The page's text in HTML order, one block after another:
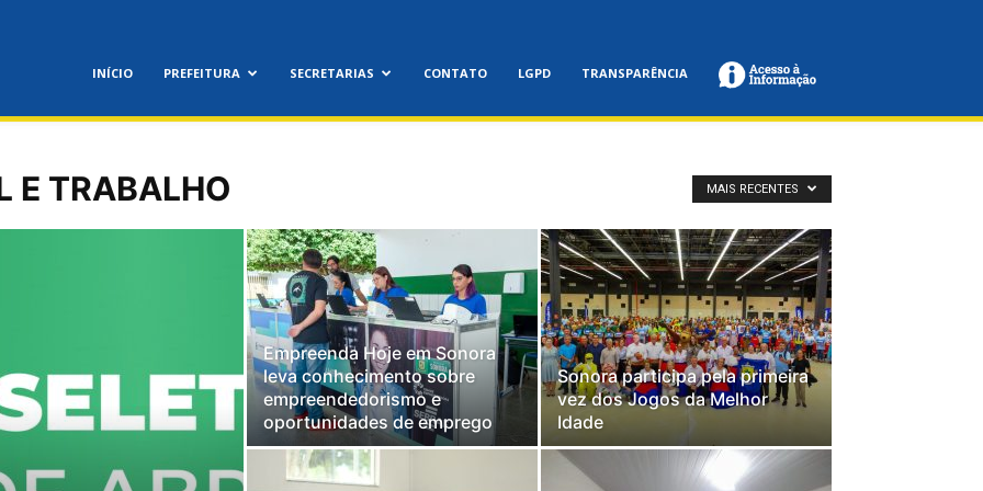
INÍCIO PREFEITURA SECRETARIAS CONTATO LGPD TRANSPARÊNCIA
E TRABALHO MAIS RECENTES
Empreenda Hoje em Sonora
leva conhecimento sobre
empreendedorismo e
oportunidades de emprego
Sonora participa pela primeira
vez dos Jogos da Melhor
Idade